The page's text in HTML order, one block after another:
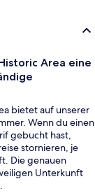
Area eine
bietet auf unserer
Wenn du einen
gebucht hast,
stornieren, je
Die genauen
Unterkunft